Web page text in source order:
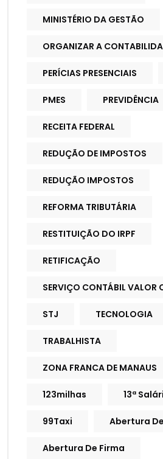
MINISTÉRIO DA GESTÃO
ORGANIZAR A
PERÍCIAS PRESENCIAIS
PMES PREVIDÊNCIA
RECEITA FEDERAL
REDUÇÃO DE IMPOSTOS
REDUÇÃO IMPOSTOS
REFORMA TRIBUTÁRIA
RESTITUIÇÃO DO IRPF
RETIFICAÇÃO
SERVIÇO CONTÁBIL VALOR
STJ TECNOLOGIA
TRABALHISTA
ZONA FRANCA DE MANAUS
123milhas 13ª
99Taxi Abertura
Abertura De Firma